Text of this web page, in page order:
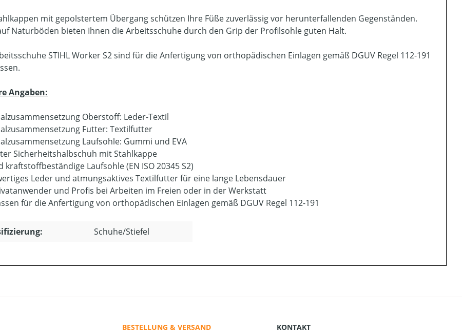
mit gepolstertem Übergang schützen Ihre Füße zuverlässig vor herunterfallenden Gegenständen.
Naturböden bieten Ihnen die Arbeitsschuhe durch den Grip der Profilsohle guten Halt.
STIHL Worker S2 sind für die Anfertigung von orthopädischen Einlagen gemäß DGUV Regel 112-191
Angaben:
Oberstoff: Leder-Textil
Futter: Textilfutter
Laufsohle: Gummi und EVA
Sicherheitshalbschuh mit Stahlkappe
kraftstoffbeständige Laufsohle (EN ISO 20345 S2)
Leder und atmungsaktives Textilfutter für eine lange Lebensdauer
und Profis bei Arbeiten im Freien oder in der Werkstatt
für die Anfertigung von orthopädischen Einlagen gemäß DGUV Regel 112-191
Schuhe/Stiefel
BESTELLUNG & VERSAND
KONTAKT